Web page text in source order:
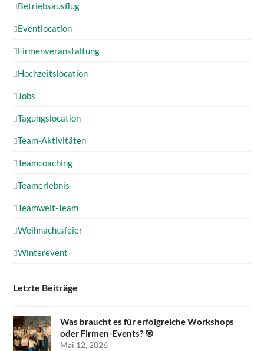
Betriebsausflug
Eventlocation
Firmenveranstaltung
Hochzeitslocation
Jobs
Tagungslocation
Team-Aktivitäten
Teamcoaching
Teamerlebnis
Teamwelt-Team
Weihnachtsfeier
Winterevent
Letzte Beiträge
Was braucht es für erfolgreiche Workshops
oder Firmen-Events? 🎯
Mai 12, 2026